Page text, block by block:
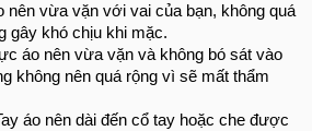
nên vừa vặn với vai của bạn, không quá
gây khó chịu khi mặc.
áo nên vừa vặn và không bó sát vào
không nên quá rộng vì sẽ mất thẩm
áo nên dài đến cổ tay hoặc che được